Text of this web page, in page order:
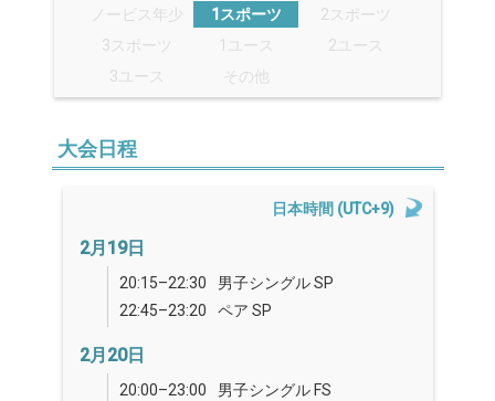
ノービス年少
1スポーツ
2スポーツ
3スポーツ
1ユース
2ユース
3ユース
その他
大会日程
日本時間 (UTC+9)
2月19日
20:15–22:30
男子シングル SP
22:45–23:20
ペア SP
2月20日
20:00–23:00
男子シングル FS